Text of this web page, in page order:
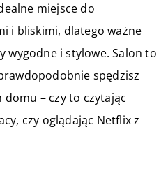
miejsce do
i bliskimi, dlatego ważne
wygodne i stylowe. Salon to
spędzisz
domu – czy to czytając
czy oglądając Netflix z